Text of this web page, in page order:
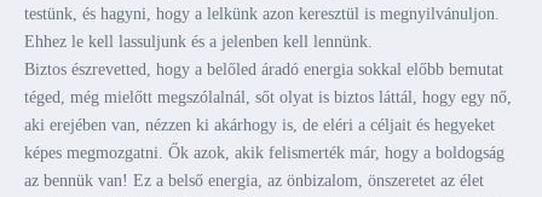
testünk, és hagyni, hogy a lelkünk azon keresztül is megnyilvánuljon.
Ehhez le kell lassuljunk és a jelenben kell lennünk.
Biztos észrevetted, hogy a belőled áradó energia sokkal előbb bemutat
téged, még mielőtt megszólalnál, sőt olyat is biztos láttál, hogy egy nő,
aki erejében van, nézzen ki akárhogy is, de eléri a céljait és hegyeket
képes megmozgatni. Ők azok, akik felismerték már, hogy a boldogság
az bennük van! Ez a belső energia, az önbizalom, önszeretet az élet